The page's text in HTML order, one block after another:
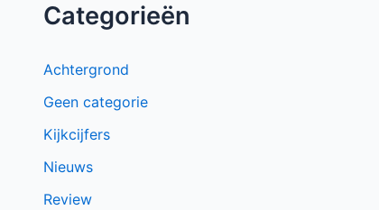
Categorieën
Achtergrond
Geen categorie
Kijkcijfers
Nieuws
Review